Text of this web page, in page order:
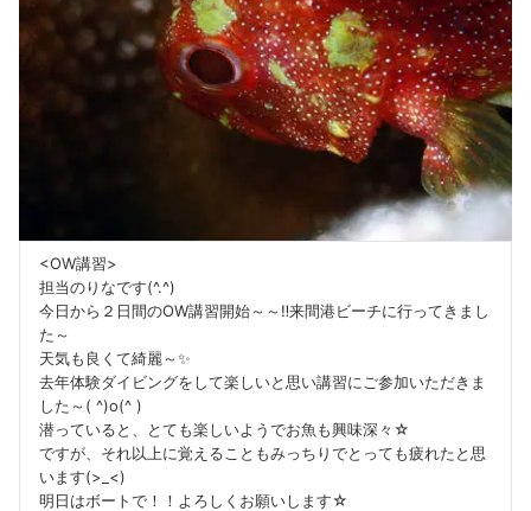
<OW講習>
担当のりなです(^.^)
今日から２日間のOW講習開始～～‼来間港ビーチに行ってきまし
た～
天気も良くて綺麗～✨
去年体験ダイビングをして楽しいと思い講習にご参加いただきま
した～( ^)o(^ )
潜っていると、とても楽しいようでお魚も興味深々☆
ですが、それ以上に覚えることもみっちりでとっても疲れたと思
います(>_<)
明日はボートで！！よろしくお願いします☆